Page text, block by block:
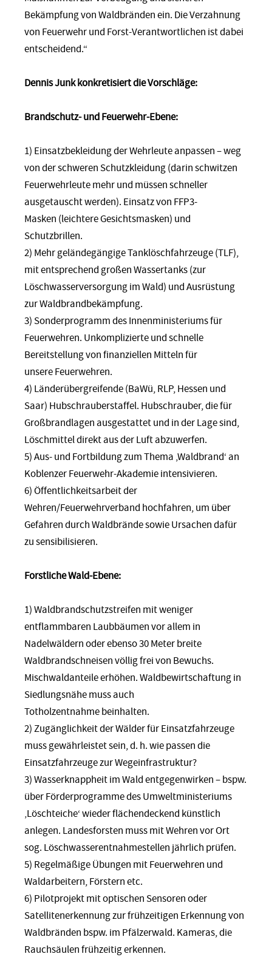
Bekämpfung von Waldbränden ein. Die Verzahnung
von Feuerwehr und Forst-Verantwortlichen ist dabei
entscheidend.“
Dennis Junk konkretisiert die Vorschläge:
Brandschutz- und Feuerwehr-Ebene:
1) Einsatzbekleidung der Wehrleute anpassen – weg
von der schweren Schutzkleidung (darin schwitzen
Feuerwehrleute mehr und müssen schneller
ausgetauscht werden). Einsatz von FFP3-
Masken (leichtere Gesichtsmasken) und
Schutzbrillen.
2) Mehr geländegängige Tanklöschfahrzeuge (TLF),
mit entsprechend großen Wassertanks (zur
Löschwasserversorgung im Wald) und Ausrüstung
zur Waldbrandbekämpfung.
3) Sonderprogramm des Innenministeriums für
Feuerwehren. Unkomplizierte und schnelle
Bereitstellung von finanziellen Mitteln für
unsere Feuerwehren.
4) Länderübergreifende (BaWü, RLP, Hessen und
Saar) Hubschrauberstaffel. Hubschrauber, die für
Großbrandlagen ausgestattet und in der Lage sind,
Löschmittel direkt aus der Luft abzuwerfen.
5) Aus- und Fortbildung zum Thema ‚Waldbrand‘ an
Koblenzer Feuerwehr-Akademie intensivieren.
6) Öffentlichkeitsarbeit der
Wehren/Feuerwehrverband hochfahren, um über
Gefahren durch Waldbrände sowie Ursachen dafür
zu sensibilisieren.
Forstliche Wald-Ebene:
1) Waldbrandschutzstreifen mit weniger
entflammbaren Laubbäumen vor allem in
Nadelwäldern oder ebenso 30 Meter breite
Waldbrandschneisen völlig frei von Bewuchs.
Mischwaldanteile erhöhen. Waldbewirtschaftung in
Siedlungsnähe muss auch
Totholzentnahme beinhalten.
2) Zugänglichkeit der Wälder für Einsatzfahrzeuge
muss gewährleistet sein, d. h. wie passen die
Einsatzfahrzeuge zur Wegeinfrastruktur?
3) Wasserknappheit im Wald entgegenwirken – bspw.
über Förderprogramme des Umweltministeriums
‚Löschteiche‘ wieder flächendeckend künstlich
anlegen. Landesforsten muss mit Wehren vor Ort
sog. Löschwasserentnahmestellen jährlich prüfen.
5) Regelmäßige Übungen mit Feuerwehren und
Waldarbeitern, Förstern etc.
6) Pilotprojekt mit optischen Sensoren oder
Satellitenerkennung zur frühzeitigen Erkennung von
Waldbränden bspw. im Pfälzerwald. Kameras, die
Rauchsäulen frühzeitig erkennen.